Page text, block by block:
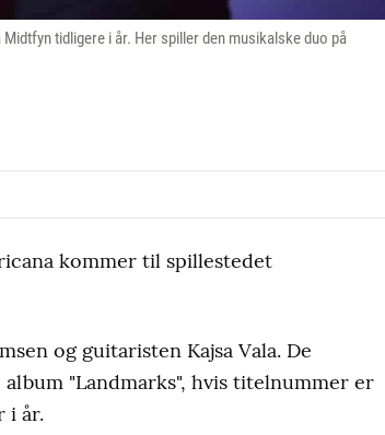
tidligere i år. Her spiller den musikalske duo på
kommer til spillestedet
og guitaristen Kajsa Vala. De
"Landmarks", hvis titelnummer er
i år.